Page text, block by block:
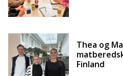
Thea og
Finland